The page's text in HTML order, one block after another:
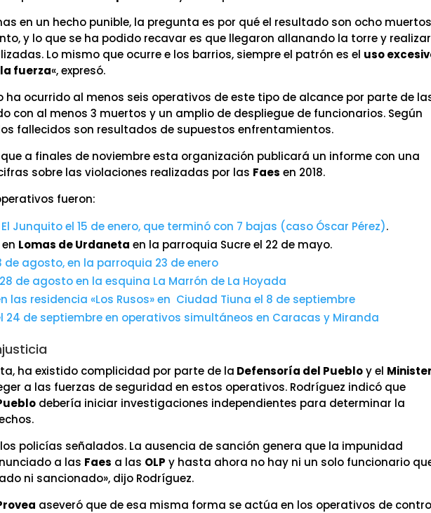
en un hecho punible, la pregunta es por qué el resultado son ocho
y lo que se ha podido recavar es que llegaron allanando la torre y
Lo mismo que ocurre e los barrios, siempre el patrón es el uso
fuerza«, expresó.
ha ocurrido al menos seis operativos de este tipo de alcance por parte de
con al menos 3 muertos y un amplio de despliegue de funcionarios. Según
fallecidos son resultados de supuestos enfrentamientos.
a finales de noviembre esta organización publicará un informe con una
sobre las violaciones realizadas por las Faes en 2018.
fueron:
Junquito el 15 de enero, que terminó con 7 bajas (caso Óscar Pérez).
Lomas de Urdaneta en la parroquia Sucre el 22 de mayo.
de agosto, en la parroquia 23 de enero
de agosto en la esquina La Marrón de La Hoyada
las residencia «Los Rusos» en Ciudad Tiuna el 8 de septiembre
24 de septiembre en operativos simultáneos en Caracas y Miranda
ha existido complicidad por parte de la Defensoría del Puebloy el
a las fuerzas de seguridad en estos operativos. Rodríguez indicó que
debería iniciar investigaciones independientes para determinar la
policías señalados. La ausencia de sanción genera que la impunidad
a las Faes a las OLP y hasta ahora no hay ni un solo funcionario
ni sancionado», dijo Rodríguez.
aseveró que de esa misma forma se actúa en los operativos de